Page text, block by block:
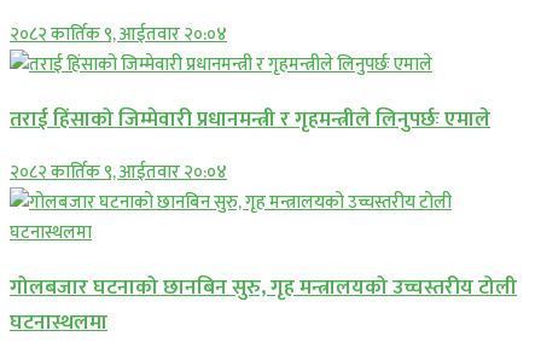
२०८२ कार्तिक ९, आईतवार २०:०४
तराई हिंसाको जिम्मेवारी प्रधानमन्त्री र गृहमन्त्रीले लिनुपर्छः एमाले
२०८२ कार्तिक ९, आईतवार २०:०४
गोलबजार घटनाको छानबिन सुरु, गृह मन्त्रालयको उच्चस्तरीय टोली
घटनास्थलमा